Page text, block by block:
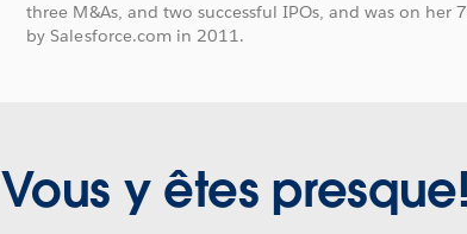
three M&As, and two successful IPOs, and was on her
by Salesforce.com in 2011.
Vous y êtes presque!